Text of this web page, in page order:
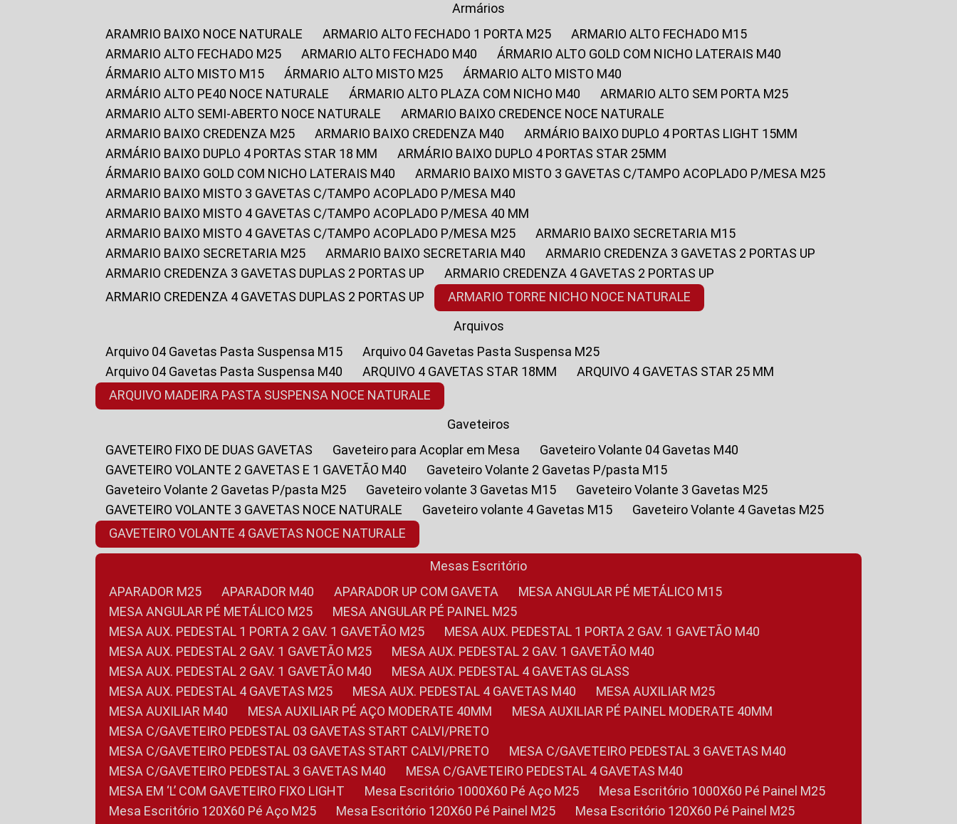
Armários
ARAMRIO BAIXO NOCE NATURALE
ARMARIO ALTO FECHADO 1 PORTA M25
ARMARIO ALTO FECHADO M15
ARMARIO ALTO FECHADO M25
ARMARIO ALTO FECHADO M40
ÁRMARIO ALTO GOLD COM NICHO LATERAIS M40
ÁRMARIO ALTO MISTO M15
ÁRMARIO ALTO MISTO M25
ÁRMARIO ALTO MISTO M40
ARMÁRIO ALTO PE40 NOCE NATURALE
ÁRMARIO ALTO PLAZA COM NICHO M40
ARMARIO ALTO SEM PORTA M25
ARMARIO ALTO SEMI-ABERTO NOCE NATURALE
ARMARIO BAIXO CREDENCE NOCE NATURALE
ARMARIO BAIXO CREDENZA M25
ARMARIO BAIXO CREDENZA M40
ARMÁRIO BAIXO DUPLO 4 PORTAS LIGHT 15MM
ARMÁRIO BAIXO DUPLO 4 PORTAS STAR 18 MM
ARMÁRIO BAIXO DUPLO 4 PORTAS STAR 25MM
ÁRMARIO BAIXO GOLD COM NICHO LATERAIS M40
ARMARIO BAIXO MISTO 3 GAVETAS C/TAMPO ACOPLADO P/MESA M25
ARMARIO BAIXO MISTO 3 GAVETAS C/TAMPO ACOPLADO P/MESA M40
ARMARIO BAIXO MISTO 4 GAVETAS C/TAMPO ACOPLADO P/MESA 40 MM
ARMARIO BAIXO MISTO 4 GAVETAS C/TAMPO ACOPLADO P/MESA M25
ARMARIO BAIXO SECRETARIA M15
ARMARIO BAIXO SECRETARIA M25
ARMARIO BAIXO SECRETARIA M40
ARMARIO CREDENZA 3 GAVETAS 2 PORTAS UP
ARMARIO CREDENZA 3 GAVETAS DUPLAS 2 PORTAS UP
ARMARIO CREDENZA 4 GAVETAS 2 PORTAS UP
ARMARIO CREDENZA 4 GAVETAS DUPLAS 2 PORTAS UP
ARMARIO TORRE NICHO NOCE NATURALE
Arquivos
Arquivo 04 Gavetas Pasta Suspensa M15
Arquivo 04 Gavetas Pasta Suspensa M25
Arquivo 04 Gavetas Pasta Suspensa M40
ARQUIVO 4 GAVETAS STAR 18MM
ARQUIVO 4 GAVETAS STAR 25 MM
ARQUIVO MADEIRA PASTA SUSPENSA NOCE NATURALE
Gaveteiros
GAVETEIRO FIXO DE DUAS GAVETAS
Gaveteiro para Acoplar em Mesa
Gaveteiro Volante 04 Gavetas M40
GAVETEIRO VOLANTE 2 GAVETAS E 1 GAVETÃO M40
Gaveteiro Volante 2 Gavetas P/pasta M15
Gaveteiro Volante 2 Gavetas P/pasta M25
Gaveteiro volante 3 Gavetas M15
Gaveteiro Volante 3 Gavetas M25
GAVETEIRO VOLANTE 3 GAVETAS NOCE NATURALE
Gaveteiro volante 4 Gavetas M15
Gaveteiro Volante 4 Gavetas M25
GAVETEIRO VOLANTE 4 GAVETAS NOCE NATURALE
Mesas Escritório
APARADOR M25
APARADOR M40 APARADOR UP COM GAVETA
MESA ANGULAR PÉ METÁLICO M15
MESA ANGULAR PÉ METÁLICO M25
MESA ANGULAR PÉ PAINEL M25
MESA AUX. PEDESTAL 1 PORTA 2 GAV. 1 GAVETÃO M25
MESA AUX. PEDESTAL 1 PORTA 2 GAV. 1 GAVETÃO M40
MESA AUX. PEDESTAL 2 GAV. 1 GAVETÃO M25
MESA AUX. PEDESTAL 2 GAV. 1 GAVETÃO M40
MESA AUX. PEDESTAL 2 GAV. 1 GAVETÃO M40
MESA AUX. PEDESTAL 4 GAVETAS GLASS
MESA AUX. PEDESTAL 4 GAVETAS M25
MESA AUX. PEDESTAL 4 GAVETAS M40
MESA AUXILIAR M25
MESA AUXILIAR M40
MESA AUXILIAR PÉ AÇO MODERATE 40MM
MESA AUXILIAR PÉ PAINEL MODERATE 40MM
MESA C/GAVETEIRO PEDESTAL 03 GAVETAS START CALVI/PRETO
MESA C/GAVETEIRO PEDESTAL 03 GAVETAS START CALVI/PRETO
MESA C/GAVETEIRO PEDESTAL 3 GAVETAS M40
MESA C/GAVETEIRO PEDESTAL 3 GAVETAS M40
MESA C/GAVETEIRO PEDESTAL 4 GAVETAS M40
MESA EM ‘L’ COM GAVETEIRO FIXO LIGHT
Mesa Escritório 1000X60 Pé Aço M25
Mesa Escritório 1000X60 Pé Painel M25
Mesa Escritório 120X60 Pé Aço M25
Mesa Escritório 120X60 Pé Painel M25
Mesa Escritório 120X60 Pé Painel M25